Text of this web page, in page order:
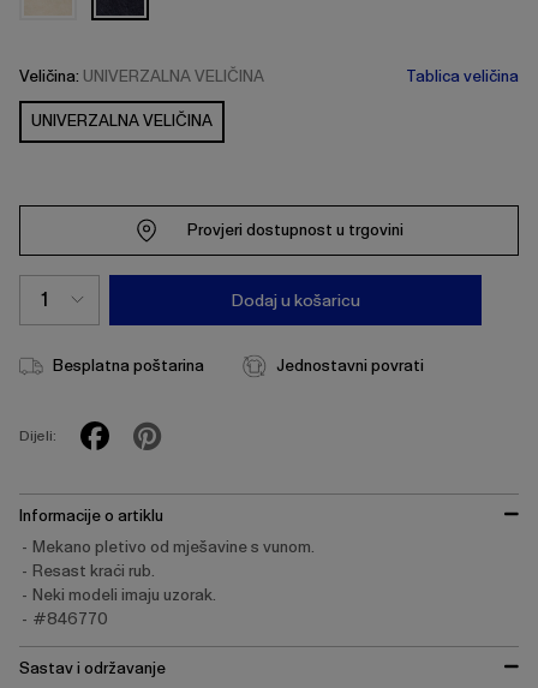
Veličina: UNIVERZALNA VELIČINA Tablica veličina
UNIVERZALNA VELIČINA
Provjeri dostupnost u trgovini
Dodaj u košaricu
Besplatna poštarina Jednostavni povrati
Dijeli:
Informacije o artiklu
Mekano pletivo od mješavine s vunom.
Resast kraći rub.
Neki modeli imaju uzorak.
#846770
Sastav i održavanje